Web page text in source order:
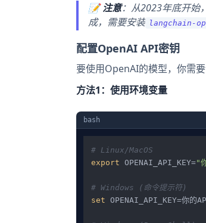
📝注意：从2023年底开始
成，需要安装 langchain-
配置OpenAI API密钥
要使用OpenAI的模型，你需
方法1：使用环境变量
bash
# Linux/MacOS
export OPENAI_API_KEY="
# Windows (命令提示符)
set OPENAI_API_KEY=你的